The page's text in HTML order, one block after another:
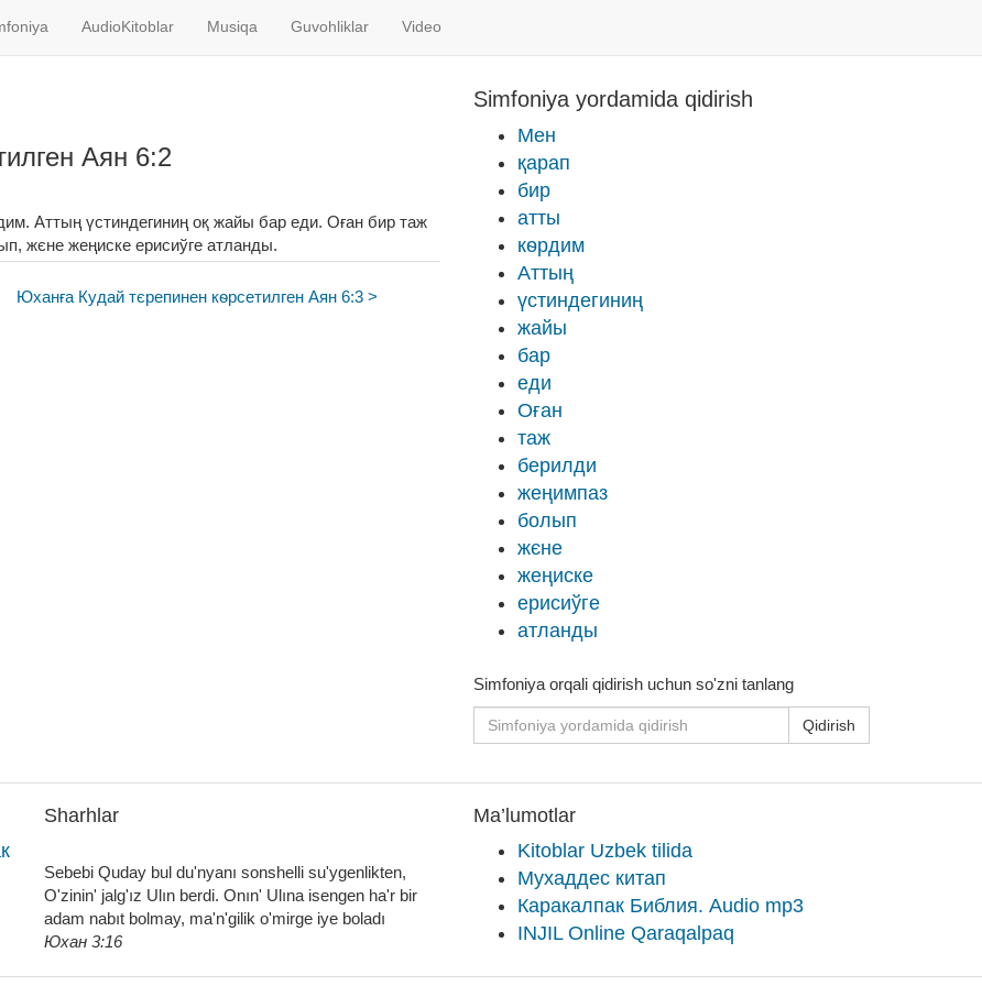
AudioKitoblar Musiqa Guvohliklar Video
Аян 6:2
Аттың үстиндегиниң оқ жайы бар еди. Оған бир таж
жєне жеңиске ерисиўге атланды.
Юханға Кудай тєрепинен кѳрсетилген Аян 6:3 >
Simfoniya yordamida qidirish
Мен
қарап
бир
атты
кѳрдим
Аттың
үстиндегиниң
жайы
бар
еди
Оған
таж
берилди
жеңимпаз
болып
жєне
жеңиске
ерисиўге
атланды
Simfoniya orqali qidirish uchun so'zni tanlang
Qidirish
Sharhlar
Sebebi Quday bul du'nyanı sonshelli su'ygenlikten,
O'zinin' jalg'ız Ulın berdi. Onın' Ulına isengen ha'r bir
adam nabıt bolmay, ma'n'gilik o'mirge iye boladı
Юхан 3:16
Ma’lumotlar
Kitoblar Uzbek tilida
Мухаддес китап
Каракалпак Библия. Audio mp3
INJIL Online Qaraqalpaq